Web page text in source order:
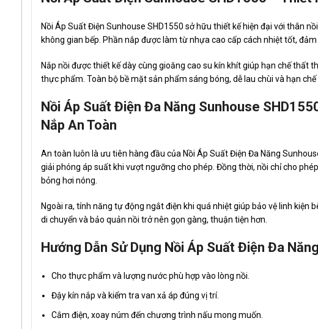
Nồi Áp Suất Điện Sunhouse SHD1550 sở hữu thiết kế hiện đại với thân
không gian bếp. Phần nắp được làm từ nhựa cao cấp cách nhiệt tốt,
Nắp nồi được thiết kế dày cùng gioăng cao su kín khít giúp hạn chế
thực phẩm. Toàn bộ bề mặt sản phẩm sáng bóng, dễ lau chùi và hạn chế
Nồi Áp Suất Điện Đa Năng Sunhouse
Nắp An Toàn
An toàn luôn là ưu tiên hàng đầu của Nồi Áp Suất Điện Đa Năng
giải phóng áp suất khi vượt ngưỡng cho phép. Đồng thời, nồi chỉ cho
bỏng hơi nóng.
Ngoài ra, tính năng tự động ngắt điện khi quá nhiệt giúp bảo vệ linh
di chuyển và bảo quản nồi trở nên gọn gàng, thuận tiện hơn.
Hướng Dẫn Sử Dụng Nồi Áp Suất Điện Đa
Cho thực phẩm và lượng nước phù hợp vào lòng nồi.
Đậy kín nắp và kiểm tra van xả áp đúng vị trí.
Cắm điện, xoay núm đến chương trình nấu mong muốn.